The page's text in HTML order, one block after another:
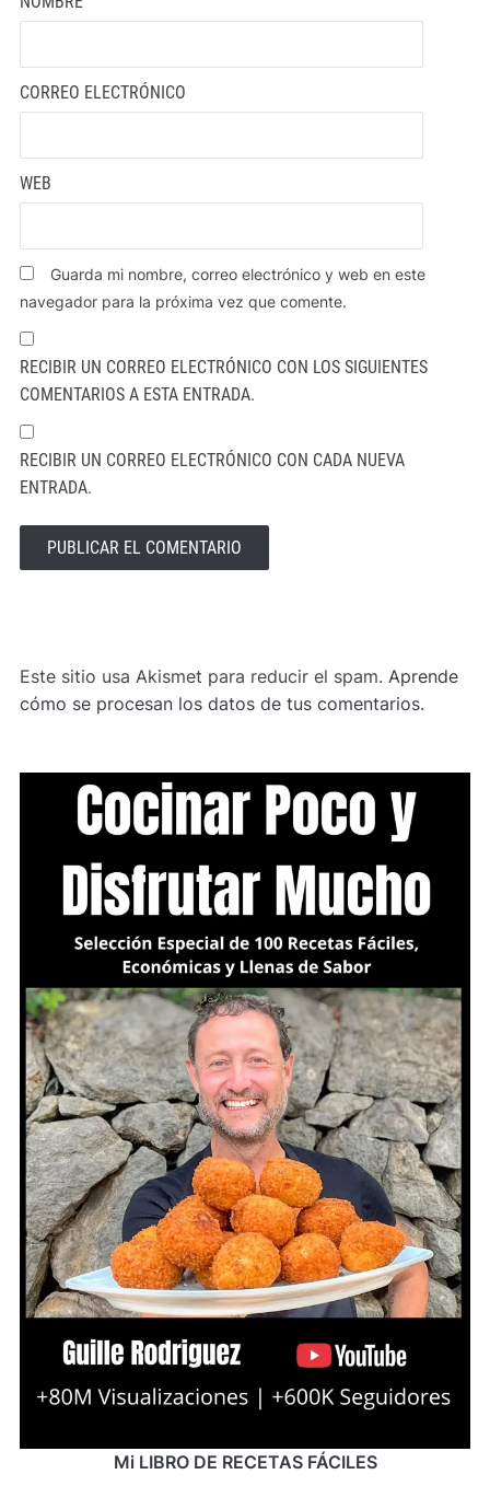
CORREO ELECTRÓNICO
WEB
Guarda mi nombre, correo electrónico y web en este
navegador para la próxima vez que comente.
RECIBIR UN CORREO ELECTRÓNICO CON LOS SIGUIENTES
COMENTARIOS A ESTA ENTRADA.
RECIBIR UN CORREO ELECTRÓNICO CON CADA NUEVA
ENTRADA.
Este sitio usa Akismet para reducir el spam. Aprende
cómo se procesan los datos de tus comentarios.
Mi LIBRO DE RECETAS FÁCILES